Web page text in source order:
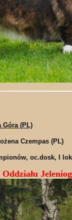
Góra (PL)
Czempas (PL)
oc.dosk, I